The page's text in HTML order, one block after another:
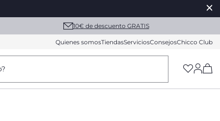
10€ de descuento GRATIS
Quienes somosTiendasServiciosConsejosChicco Club